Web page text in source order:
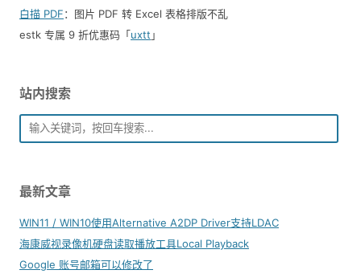
白描 PDF：图片 PDF 转 Excel 表格排版不乱
estk 专属 9 折优惠码「uxtt 」
站内搜索
最新文章
WIN11 / WIN10使用Alternative A2DP Driver支持LDAC
海康威视录像机硬盘读取播放工具Local Playback
Google 账号邮箱可以修改了